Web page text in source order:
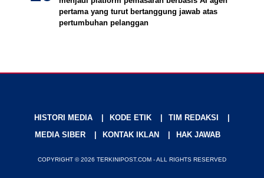
pertama yang turut bertanggung jawab atas
pertumbuhan pelanggan
HISTORI MEDIA KODE ETIK
TIM REDAKSI
MEDIA SIBER
KONTAK IKLAN HAK JAWAB
COPYRIGHT © 2026 TERKINIPOST.COM - ALL RIGHTS RESERVED